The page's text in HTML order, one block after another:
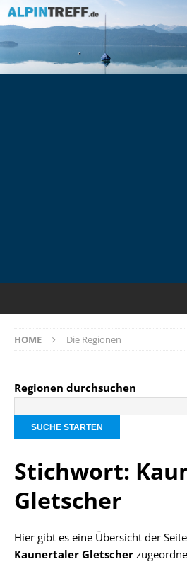
HOME Die Regionen
Regionen durchsuchen
Stichwort:
Gletscher
Hier gibt es eine Übersicht der
Kaunertaler Gletscher